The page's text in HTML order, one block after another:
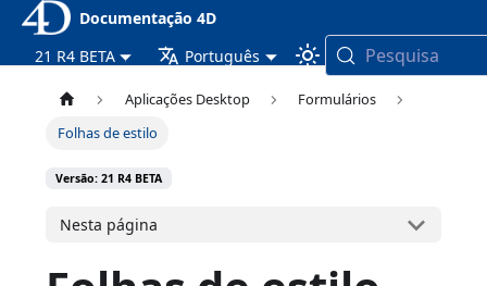
Documentação 4D
21 R4 BETA
Português Pesquisa
Aplicações Desktop
Formulários
Folhas de estilo
Versão: 21 R4 BETA
Nesta página